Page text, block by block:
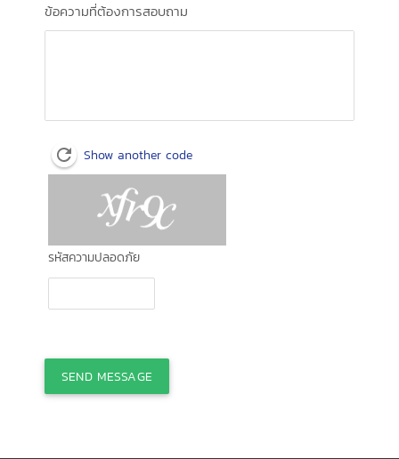
ข้อความที่ต้องการสอบถาม
Show another code
รหัสความปลอดภัย
SEND MESSAGE